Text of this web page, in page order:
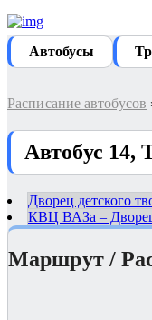
Автобуcы
Расписание автобусов
Автобус 14,
Дворец детского
КВЦ ВАЗа – Дворец
Маршрут /